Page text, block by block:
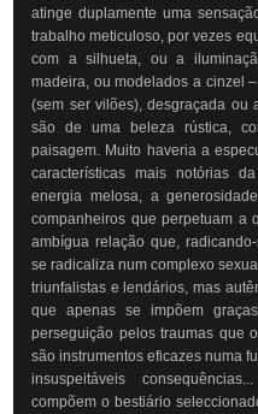
atinge duplamente uma
trabalho meticuloso, por vezes
com a silhueta, ou a
madeira, ou modelados a cinzel
(sem ser vilões), desgraçada ou
são de uma beleza rústica,
paisagem. Muito haveria a
características mais notórias
energia melosa, a
companheiros que perpetuam a
ambígua relação que,
se radicaliza num complexo
triunfalistas e lendários, mas
que apenas se impõem
perseguição pelos traumas que
são instrumentos eficazes numa
insuspeitáveis
compõem o bestiário